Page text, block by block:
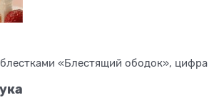
«Блестящий ободок», цифра